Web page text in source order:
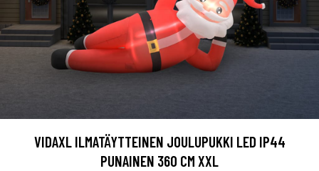
VIDAXL ILMATÄYTTEINEN JOULUPUKKI LED IP44
PUNAINEN 360 CM XXL